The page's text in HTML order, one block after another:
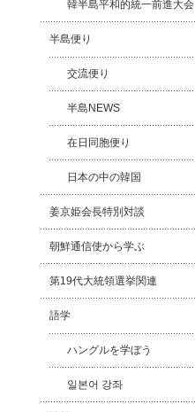
韓半島平和的統一前進大会
半島便り
交流便り
半島NEWS
在日同胞便り
日本の中の韓国
姜京姫会長特別対談
朝鮮通信使から学ぶ
第19代大統領選挙関連
語学
ハングルを学ぼう
일본어 강좌